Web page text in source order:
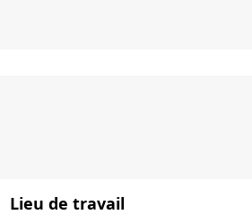
Lieu de travail